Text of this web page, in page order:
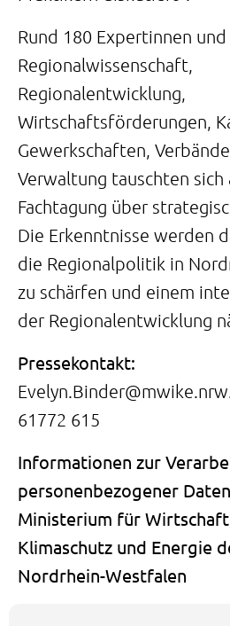
Rund 180 Expertinnen
Regionalwissenschaft,
Regionalentwicklung,
Wirtschaftsförderungen,
Gewerkschaften,
Verwaltung tauschten sich
Fachtagung über
Die Erkenntnisse werden
die Regionalpolitik in
zu schärfen und einem
der Regionalentwicklung
Pressekontakt:
61772 615
Informationen zur
personenbezogener
Ministerium für
Klimaschutz und Energie
Nordrhein-Westfalen